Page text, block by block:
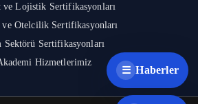
ve Lojistik Sertifikasyonları
Otelcilik Sertifikasyonları
Sektörü Sertifikasyonları
Hizmetlerimiz
☰ Haberler